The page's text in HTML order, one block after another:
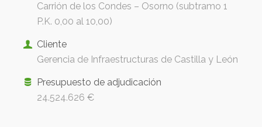
Carrión de los Condes – Osorno (subtramo 1
P.K. 0,00 al 10,00)
Cliente
Gerencia de Infraestructuras de Castilla y León
Presupuesto de adjudicación
24.524.626 €